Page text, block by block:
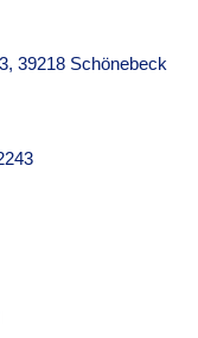
39218 Schönebeck